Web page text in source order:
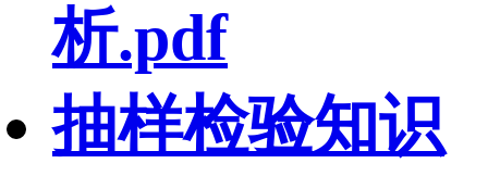
析.pdf
抽样检验知识